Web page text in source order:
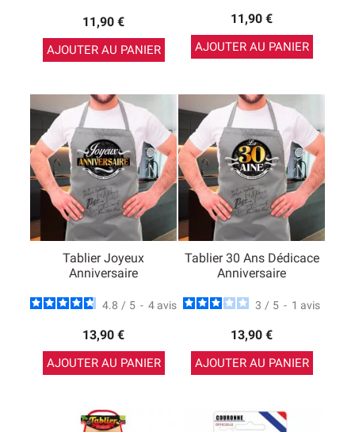
11,90 €
AJOUTER AU PANIER
11,90 €
AJOUTER AU PANIER
Tablier Joyeux
Anniversaire
4.8 / 5 - 4 avis
13,90 €
AJOUTER AU PANIER
Tablier 30 Ans Dédicace
Anniversaire
3 / 5 - 1 avis
13,90 €
AJOUTER AU PANIER